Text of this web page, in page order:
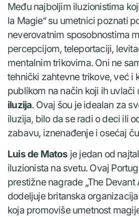
Među najboljim iluzionistima
la Magie“ su umetnici poznati
neverovatnim sposobnostima
percepcijom, teleportaciji,
mentalnim trikovima. Oni ne
tehnički zahtevne trikove, već i
publikom na način koji ih uvlači
iluzija. Ovaj šou je idealan za
iluzija, bilo da se radi o deci ili
zabavu, iznenađenje i osećaj
Luis de Matos je jedan od
iluzionista na svetu. Ovaj
prestižne nagrade „The Devant
dodeljuje britanska organizacija
koja promoviše umetnost